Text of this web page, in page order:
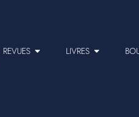
REVUES LIVRES